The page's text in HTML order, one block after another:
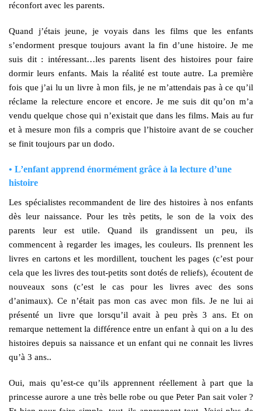
réconfort avec les parents.
Quand j’étais jeune, je voyais dans les films que les enfants
s’endorment presque toujours avant la fin d’une histoire. Je me
suis dit : intéressant…les parents lisent des histoires pour faire
dormir leurs enfants. Mais la réalité est toute autre. La première
fois que j’ai lu un livre à mon fils, je ne m’attendais pas à ce qu’il
réclame la relecture encore et encore. Je me suis dit qu’on m’a
vendu quelque chose qui n’existait que dans les films. Mais au fur
et à mesure mon fils a compris que l’histoire avant de se coucher
se finit toujours par un dodo.
• L’enfant apprend énormément grâce à la lecture d’une
histoire
Les spécialistes recommandent de lire des histoires à nos enfants
dès leur naissance. Pour les très petits, le son de la voix des
parents leur est utile. Quand ils grandissent un peu, ils
commencent à regarder les images, les couleurs. Ils prennent les
livres en cartons et les mordillent, touchent les pages (c’est pour
cela que les livres des tout-petits sont dotés de reliefs), écoutent de
nouveaux sons (c’est le cas pour les livres avec des sons
d’animaux). Ce n’était pas mon cas avec mon fils. Je ne lui ai
présenté un livre que lorsqu’il avait à peu près 3 ans. Et on
remarque nettement la différence entre un enfant à qui on a lu des
histoires depuis sa naissance et un enfant qui ne connait les livres
qu’à 3 ans..
Oui, mais qu’est-ce qu’ils apprennent réellement à part que la
princesse aurore a une très belle robe ou que Peter Pan sait voler ?